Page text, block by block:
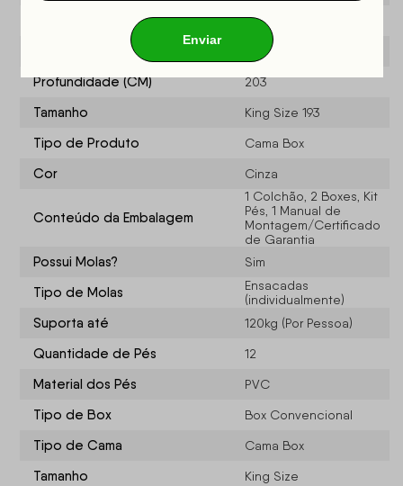
King House ®
Profundidade (CM) 203
Tamanho King Size 193
Tipo de Produto Cama Box
Cor Cinza
Conteúdo da Embalagem
1 Colchão, 2 Boxes, Kit
Pés, 1 Manual de
Montagem/Certificado
de Garantia
Possui Molas? Sim
Tipo de Molas
Ensacadas
(individualmente)
Suporta até 120kg (Por Pessoa)
Quantidade de Pés 12
Material dos Pés PVC
Tipo de Box Box Convencional
Tipo de Cama Cama Box
Tamanho King Size